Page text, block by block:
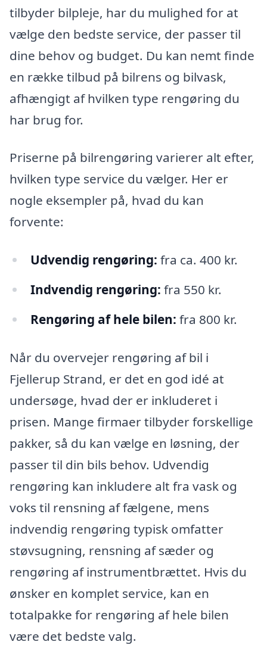
tilbyder bilpleje, har du mulighed for at
vælge den bedste service, der passer til
dine behov og budget. Du kan nemt finde
en række tilbud på bilrens og bilvask,
afhængigt af hvilken type rengøring du
har brug for.
Priserne på bilrengøring varierer alt efter,
hvilken type service du vælger. Her er
nogle eksempler på, hvad du kan
forvente:
Udvendig rengøring: fra ca. 400 kr.
Indvendig rengøring: fra 550 kr.
Rengøring af hele bilen: fra 800 kr.
Når du overvejer rengøring af bil i
Fjellerup Strand, er det en god idé at
undersøge, hvad der er inkluderet i
prisen. Mange firmaer tilbyder forskellige
pakker, så du kan vælge en løsning, der
passer til din bils behov. Udvendig
rengøring kan inkludere alt fra vask og
voks til rensning af fælgene, mens
indvendig rengøring typisk omfatter
støvsugning, rensning af sæder og
rengøring af instrumentbrættet. Hvis du
ønsker en komplet service, kan en
totalpakke for rengøring af hele bilen
være det bedste valg.